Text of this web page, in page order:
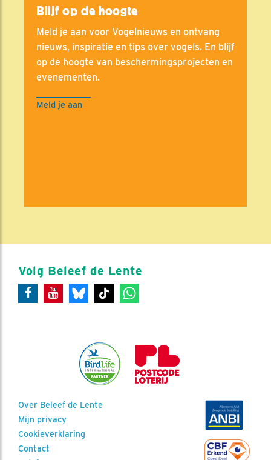
Blijf op de hoogte
Meld je aan voor Vogelnieuws en ontvang
nieuws, inspiratie en tips over vogels. En blijf
op de hoogte van beschermingsprojecten en
evenementen.
Meld je aan
Volg Beleef de Lente
Over Beleef de Lente
Mijn privacy
Cookieverklaring
Contact